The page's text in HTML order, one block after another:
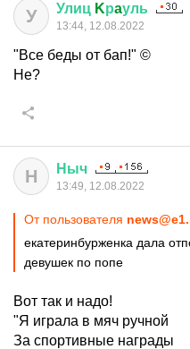
У Улиц Kрaуль
13:44, 12.08.2022
"Все беды от бап!" ©
Не?
Н Ныч
13:49, 12.08.2022
От пользователя
екатеринбурженка дала
девушек по попе
Вот так и надо!
"Я играла в мяч ручной
За спортивные награды